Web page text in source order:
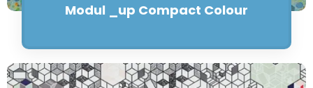
Modul _up Compact Colour
Saiba mais